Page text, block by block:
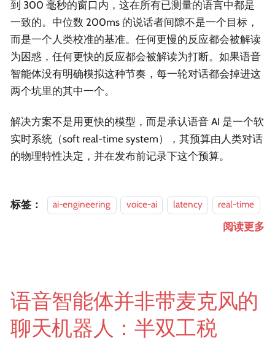
到 300 毫秒的窗口内，这在所有已测量的语言中都是
一致的。中位数 200ms 的说话者间隙不是一个目标，
而是一个人类校准的基准。任何更慢的反应都会被解读
为困惑，任何更快的反应都会被解读为打断。如果语音
智能体没有明确模拟这种节奏，每一轮对话都会掉进这
两个坑里的其中一个。
解决方案不是用更快的模型，而是承认语音 AI 是一个软
实时系统（soft real-time system），其预算由人类对话
的物理特性决定，并在发布前记录下这个预算。
标签： ai-engineering voice-ai latency real-time
阅读更多
语音智能体并非带麦克风的
聊天机器人：半双工税